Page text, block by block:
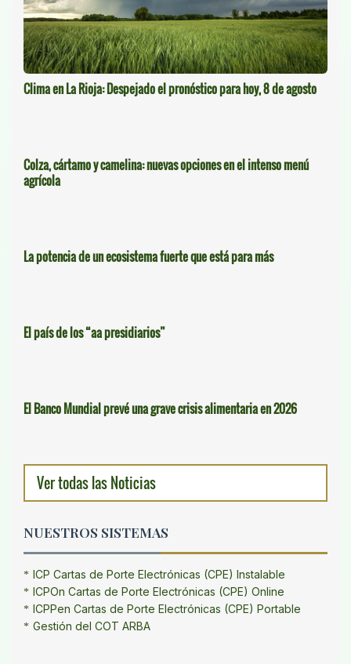
Clima en La Rioja: Despejado el pronóstico para hoy, 8 de agosto
Colza, cártamo y camelina: nuevas opciones en el intenso menú
agrícola
La potencia de un ecosistema fuerte que está para más
El país de los “aa presidiarios”
El Banco Mundial prevé una grave crisis alimentaria en 2026
Ver todas las Noticias
NUESTROS SISTEMAS
ICP Cartas de Porte Electrónicas (CPE) Instalable
ICPOn Cartas de Porte Electrónicas (CPE) Online
ICPPen Cartas de Porte Electrónicas (CPE) Portable
Gestión del COT ARBA